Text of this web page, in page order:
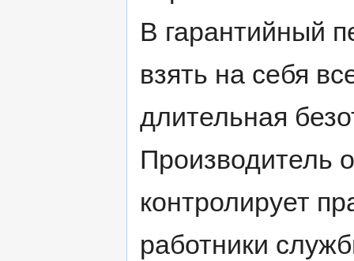
В гарантийный
взять на себя
длительная
Производитель
контролирует
работники